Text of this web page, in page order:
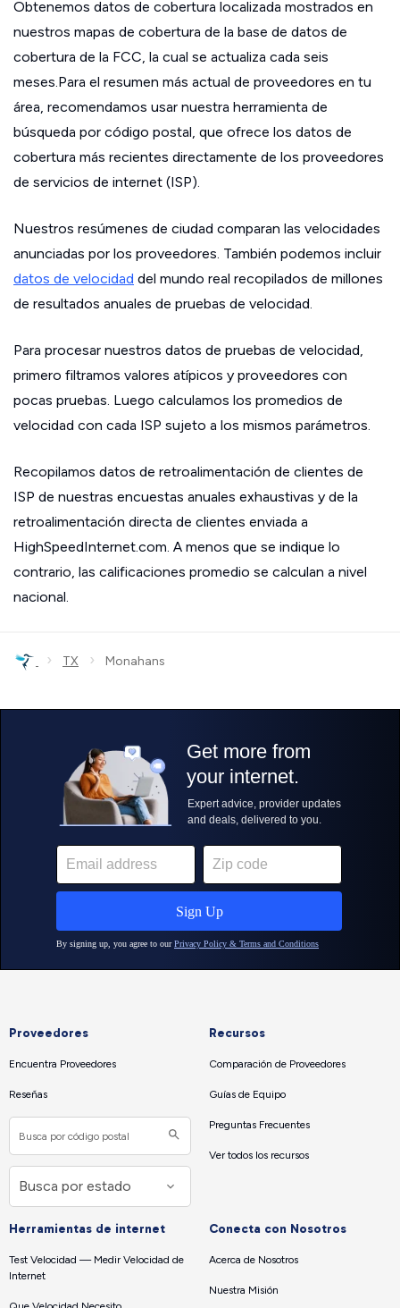
Obtenemos datos de cobertura localizada mostrados en
nuestros mapas de cobertura de la base de datos de
cobertura de la FCC, la cual se actualiza cada seis
meses.Para el resumen más actual de proveedores en tu
área, recomendamos usar nuestra herramienta de
búsqueda por código postal, que ofrece los datos de
cobertura más recientes directamente de los proveedores
de servicios de internet (ISP).
Nuestros resúmenes de ciudad comparan las velocidades
anunciadas por los proveedores. También podemos incluir
datos de velocidad del mundo real recopilados de millones
de resultados anuales de pruebas de velocidad.
Para procesar nuestros datos de pruebas de velocidad,
primero filtramos valores atípicos y proveedores con
pocas pruebas. Luego calculamos los promedios de
velocidad con cada ISP sujeto a los mismos parámetros.
Recopilamos datos de retroalimentación de clientes de
ISP de nuestras encuestas anuales exhaustivas y de la
retroalimentación directa de clientes enviada a
HighSpeedInternet.com. A menos que se indique lo
contrario, las calificaciones promedio se calculan a nivel
nacional.
› TX › Monahans
Proveedores
Encuentra Proveedores
Reseñas
Recursos
Comparación de Proveedores
Guías de Equipo
Preguntas Frecuentes
Ver todos los recursos
Herramientas de internet
Test Velocidad — Medir Velocidad de
Internet
Conecta con Nosotros
Acerca de Nosotros
Nuestra Misión